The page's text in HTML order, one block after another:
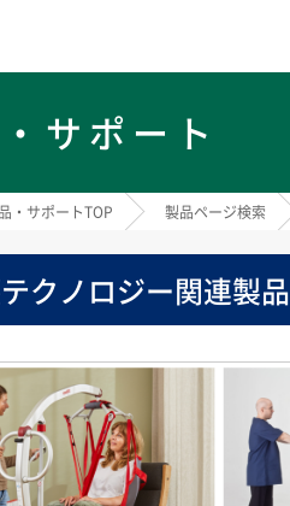
サポート
・サポートTOP 製品ページ検索
クノロジー関連製品